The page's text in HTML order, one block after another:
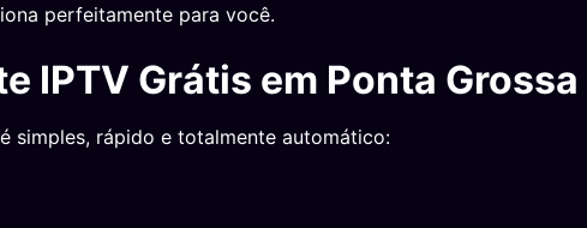
perfeitamente para você.
IPTV Grátis em Ponta Grossa
é simples, rápido e totalmente automático: